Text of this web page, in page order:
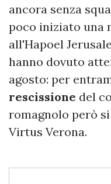
ancora senza
poco iniziato una
all'Hapoel
hanno dovuto
agosto: per
rescissione del
romagnolo però
Virtus Verona.